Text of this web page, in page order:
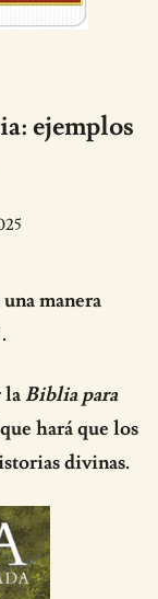
ejemplos
manera
laBiblia para
hará que los
divinas.